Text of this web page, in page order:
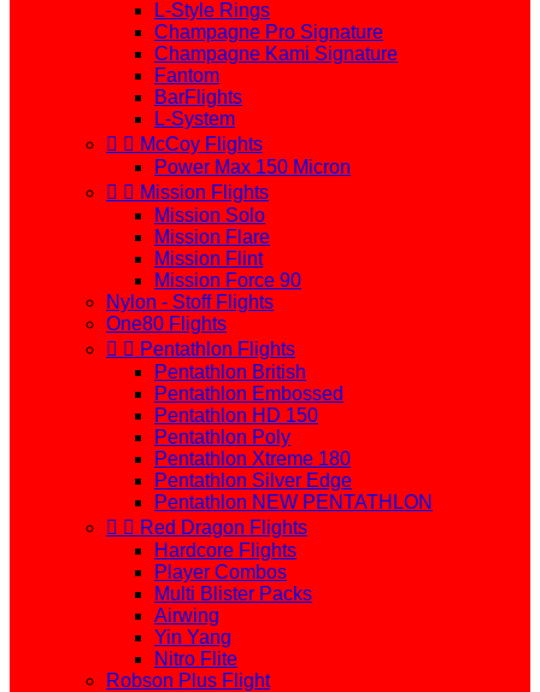
L-Style Rings
Champagne Pro Signature
Champagne Kami Signature
Fantom
BarFlights
L-System
  McCoy Flights
Power Max 150 Micron
  Mission Flights
Mission Solo
Mission Flare
Mission Flint
Mission Force 90
Nylon - Stoff Flights
One80 Flights
  Pentathlon Flights
Pentathlon British
Pentathlon Embossed
Pentathlon HD 150
Pentathlon Poly
Pentathlon Xtreme 180
Pentathlon Silver Edge
Pentathlon NEW PENTATHLON
  Red Dragon Flights
Hardcore Flights
Player Combos
Multi Blister Packs
Airwing
Yin Yang
Nitro Flite
Robson Plus Flight